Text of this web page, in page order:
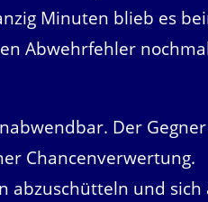
Minuten blieb es
Abwehrfehler
Der
Chancenverwertung.
abzuschütteln und sich